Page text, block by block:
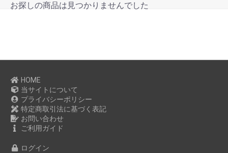
お探しの商品は見つかりませんでした
HOME
当サイトについて
プライバシーポリシー
特定商取引法に基づく表記
お問い合わせ
ご利用ガイド
ログイン